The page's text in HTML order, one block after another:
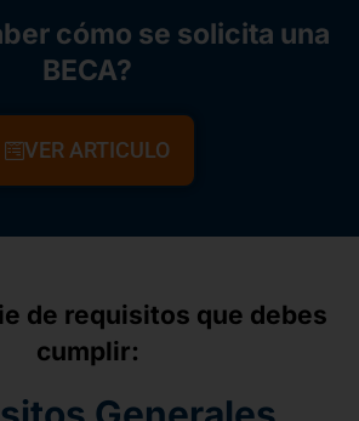
cómo se solicita una
BECA?
VER ARTICULO
de requisitos que debes
cumplir: